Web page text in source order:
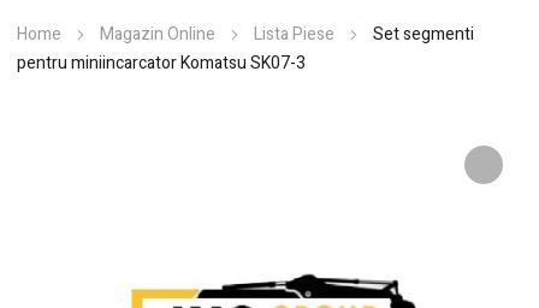
Home Magazin Online Lista Piese
Set segmenti
pentru miniincarcator Komatsu SK07-3